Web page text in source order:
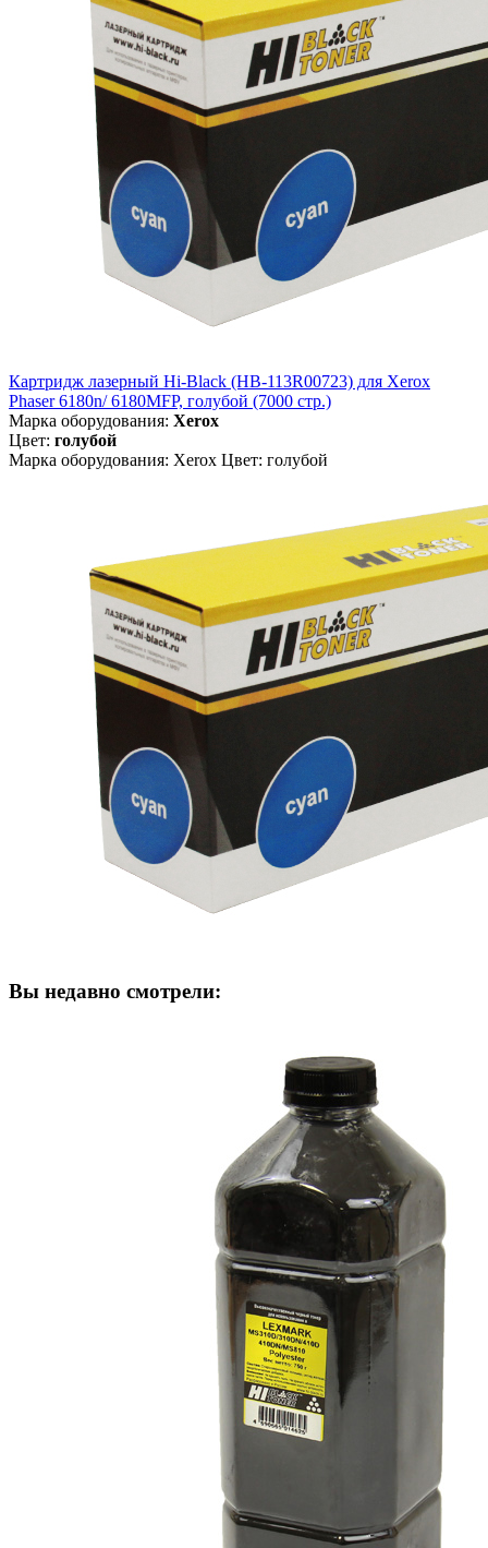
Картридж лазерный Hi-Black (HB-113R00723) для Xerox
Phaser 6180n/ 6180MFP, голубой (7000 стр.)
Марка оборудования: Xerox
Цвет: голубой
Марка оборудования: Xerox Цвет: голубой
Вы недавно смотрели: